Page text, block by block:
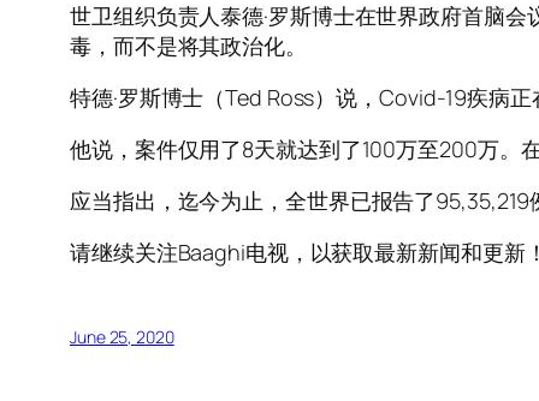
世卫组织负责人泰德·罗斯博士在世界政府首脑
毒，而不是将其政治化。
特德·罗斯博士（Ted Ross）说，Covid-19疾病
他说，案件仅用了8天就达到了100万至200万。
应当指出，迄今为止，全世界已报告了
请继续关注Baaghi电视，以获取最新新闻和更新
June 25, 2020